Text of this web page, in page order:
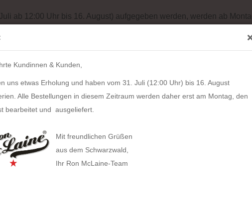
Kundinnen & Kunden,
uns etwas Erholung und haben vom 31. Juli (12:00 Uhr) bis 16. August
Alle Bestellungen in diesem Zeitraum werden daher erst am Montag, den
bearbeitet und ausgeliefert.
Mit freundlichen Grüßen
aus dem Schwarzwald,
Ihr Ron McLaine-Team
IHR
ab 12:00 Uhr bis 16. August) aufgegeben werden, werden ab
Covers Businesstaschen
Allison Smart-Box plus
Allison Smart-Box
30Artikel in dieser Kategorie
WHD Qube
Streaming